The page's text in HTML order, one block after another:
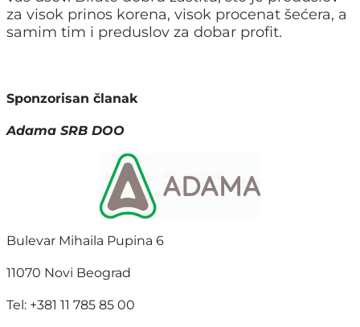
za visok prinos korena, visok procenat šećera, a
samim tim i preduslov za dobar profit.
Sponzorisan članak
Adama SRB DOO
Bulevar Mihaila Pupina 6
11070 Novi Beograd
Tel: +381 11 785 85 00